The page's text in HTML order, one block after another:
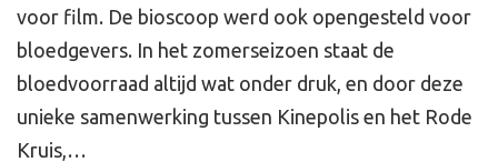
voor film. De bioscoop werd ook opengesteld voor
bloedgevers. In het zomerseizoen staat de
bloedvoorraad altijd wat onder druk, en door deze
unieke samenwerking tussen Kinepolis en het Rode
Kruis,…